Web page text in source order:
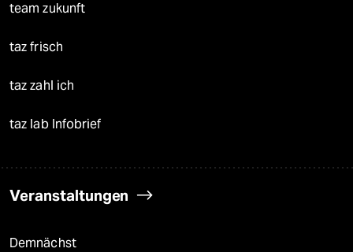
team zukunft
taz frisch
taz zahl ich
taz lab Infobrief
Veranstaltungen
Demnächst